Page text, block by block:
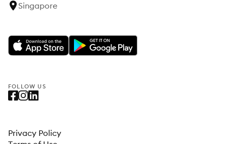
Singapore
FOLLOW US
Privacy Policy